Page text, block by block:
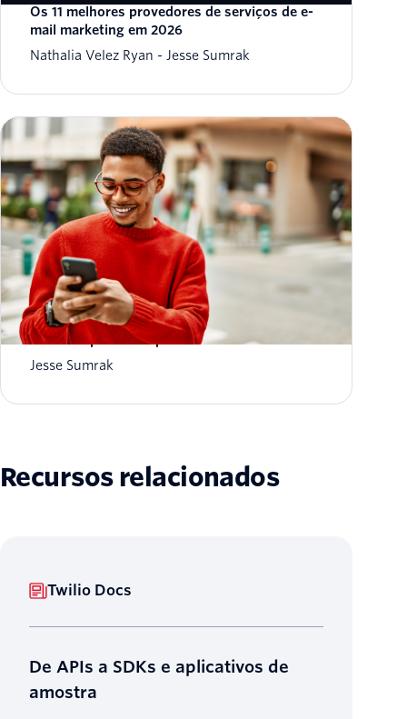
Os 11 melhores provedores de serviços de e-
mail marketing em 2026
Nathalia Velez Ryan
Jesse Sumrak
Mais de 19 dicas para que seus e-mails não
caiam na pasta de spam em 2026
Jesse Sumrak
Recursos relacionados
Twilio Docs
De APIs a SDKs e aplicativos de
amostra